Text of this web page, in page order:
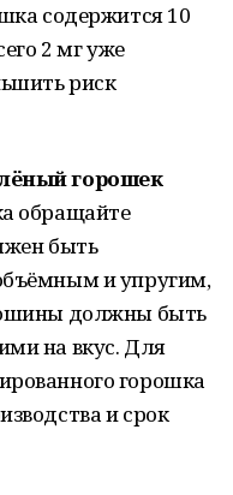
содержится 10
2 мг уже
риск
горошек
обращайте
быть
и упругим,
должны быть
на вкус. Для
горошка
и срок